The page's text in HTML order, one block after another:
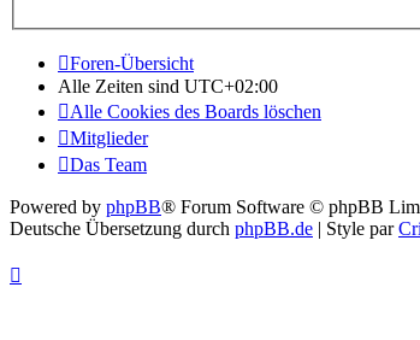
Foren-Übersicht
Alle Zeiten sind UTC+02:00
Alle Cookies des Boards löschen
Mitglieder
Das Team
Powered by phpBB® Forum Software © phpBB
Deutsche Übersetzung durch phpBB.de | Style par